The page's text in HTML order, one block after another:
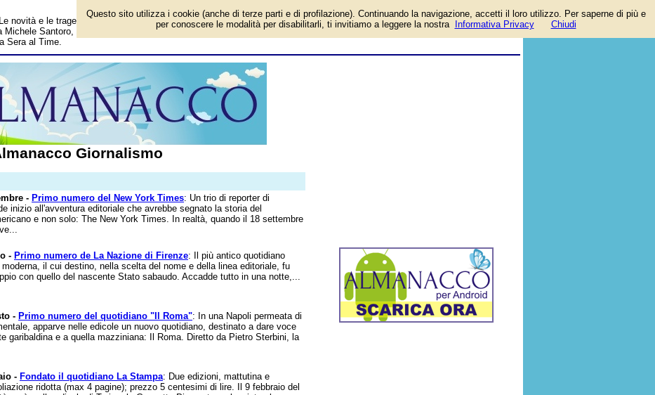
novità e le tragedie del giornalismo. Dalla nascita di un quotidiano ai talk show
Santoro, da Gigi Marzullo a Sergio Rizzo, dalla nascita di Striscia la Notizia
Sera al Time.
Giornalismo
- Primo numero del New York Times: Un trio di reporter di
inizio all'avventura editoriale che avrebbe segnato la storia del
e non solo: The New York Times. In realtà, quando il 18 settembre
- Primo numero de La Nazione di Firenze: Il più antico quotidiano
moderna, il cui destino, nella scelta del nome e della linea editoriale, fu
con quello del nascente Stato sabaudo. Accadde tutto in una notte,...
- Primo numero del quotidiano "Il Roma": In una Napoli permeata di
apparve nelle edicole un nuovo quotidiano, destinato a dare voce
garibaldina e a quella mazziniana: Il Roma. Diretto da Pietro Sterbini, la
- Fondato il quotidiano La Stampa: Due edizioni, mattutina e
ridotta (max 4 pagine); prezzo 5 centesimi di lire. Il 9 febbraio del
Questo sito utilizza i cookie (anche di terze parti e di profilazione). Continuando la navigazione, accetti il loro utilizzo. Per saperne di più e
per conoscere le modalità per disabilitarli, ti invitiamo a leggere la nostra
Informativa Privacy Chiudi